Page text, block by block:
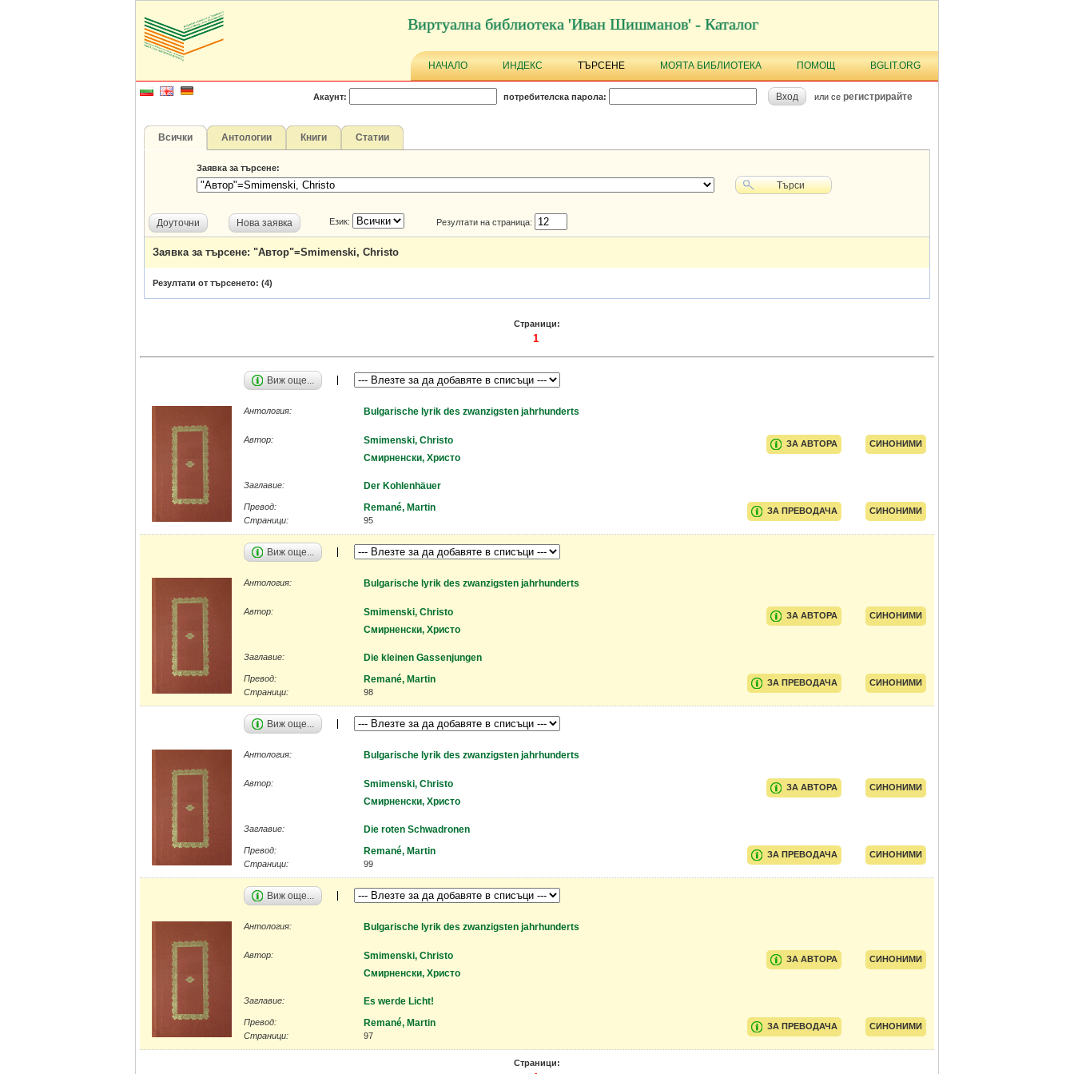
Виртуална библиотека 'Иван Шишманов' - Каталог
НАЧАЛО ИНДЕКС ТЪРСЕНЕ МОЯТА БИБЛИОТЕКА ПОМОЩ BGLIT.ORG
Акаунт: потребителска парола: Вход или се регистрирайте
Всички Антологии Книги Статии
Заявка за търсене:
Търси
Доуточни Нова заявка Език: Резултати на страница:
Заявка за търсене: "Автор"=Smimenski, Christo
Резултати от търсенето: (4)
Страници:
1
Виж още...
Антология: Bulgarische lyrik des zwanzigsten jahrhunderts
СИНОНИМИ
ЗА АВТОРА
Автор:
Smimenski, Christo
Смирненски, Христо
Заглавие: Der Kohlenhäuer
СИНОНИМИ
ЗА ПРЕВОДАЧА
Превод: Remané, Martin
Страници: 95
Виж още...
Антология: Bulgarische lyrik des zwanzigsten jahrhunderts
СИНОНИМИ
ЗА АВТОРА
Автор:
Smimenski, Christo
Смирненски, Христо
Заглавие: Die kleinen Gassenjungen
СИНОНИМИ
ЗА ПРЕВОДАЧА
Превод: Remané, Martin
Страници: 98
Виж още...
Антология: Bulgarische lyrik des zwanzigsten jahrhunderts
СИНОНИМИ
ЗА АВТОРА
Автор:
Smimenski, Christo
Смирненски, Христо
Заглавие: Die roten Schwadronen
СИНОНИМИ
ЗА ПРЕВОДАЧА
Превод: Remané, Martin
Страници: 99
Виж още...
Антология: Bulgarische lyrik des zwanzigsten jahrhunderts
СИНОНИМИ
ЗА АВТОРА
Автор:
Smimenski, Christo
Смирненски, Христо
Заглавие: Es werde Licht!
СИНОНИМИ
ЗА ПРЕВОДАЧА
Превод: Remané, Martin
Страници: 97
Страници: